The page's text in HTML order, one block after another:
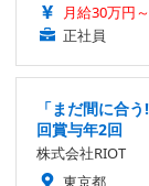
月給30万円
正社員
「まだ間に合
回賞与年2回
株式会社RIOT
東京都